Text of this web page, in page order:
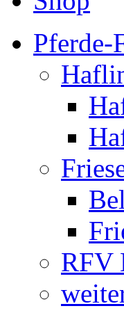
Pferde-
RFV